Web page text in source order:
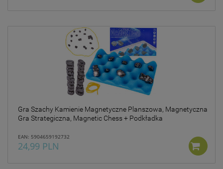
Gra Szachy Kamienie Magnetyczne Planszowa, Magnetyczna
Gra Strategiczna, Magnetic Chess + Podkładka
EAN: 5904659192732
24,99 PLN